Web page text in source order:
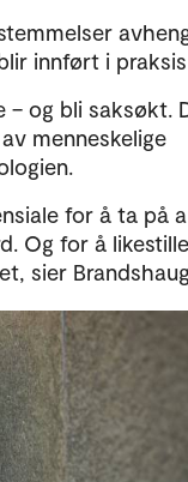
innført i
– og bli saksøkt.
menneskelige
for å ta på
Og for å
sier